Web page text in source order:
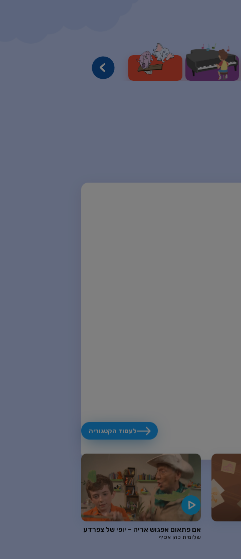
לעמוד הקטגוריה
אם פתאום אפגוש אריה – יופי של צפרדע
שלומית כהן אסיף